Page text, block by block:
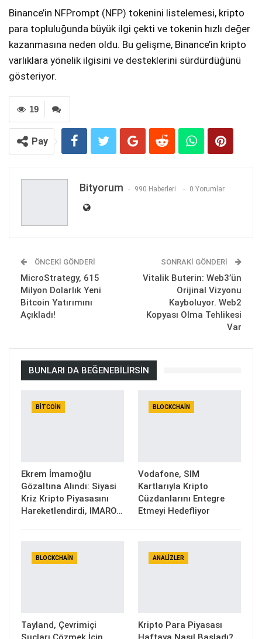
Binance’in NFPrompt (NFP) tokenini listelemesi, kripto
para topluluğunda büyük ilgi çekti ve tokenin hızlı değer
kazanmasına neden oldu. Bu gelişme, Binance’in kripto
varlıklara yönelik ilgisini ve desteklerini sürdürdüğünü
gösteriyor.
19
Pay
Bityorum 990 Haberleri 0 Yorumlar
ÖNCEKI GÖNDERI
MicroStrategy, 615
Milyon Dolarlık Yeni
Bitcoin Yatırımını
Açıkladı!
SONRAKI GÖNDERI
Vitalik Buterin: Web3’ün
Orijinal Vizyonu
Kayboluyor. Web2
Kopyası Olma Tehlikesi
Var
BUNLARI DA BEĞENEBILIRSIN
BITCOIN
Ekrem İmamoğlu
Gözaltına Alındı: Siyasi
Kriz Kripto Piyasasını
Hareketlendirdi, IMARO…
BLOCKCHAIN
Vodafone, SIM
Kartlarıyla Kripto
Cüzdanlarını Entegre
Etmeyi Hedefliyor
BLOCKCHAIN
Tayland, Çevrimiçi
ANALIZLER
Kripto Para Piyasası